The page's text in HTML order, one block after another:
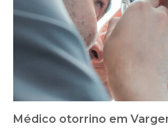
Médico otorrino em